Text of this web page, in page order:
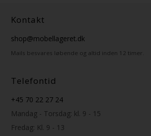
Kontakt
shop@mobellageret.dk
Mails besvares løbende og altid inden 12 timer.
Telefontid
+45 70 22 27 24
Mandag - Torsdag: kl. 9 - 15
Fredag: Kl. 9 - 13